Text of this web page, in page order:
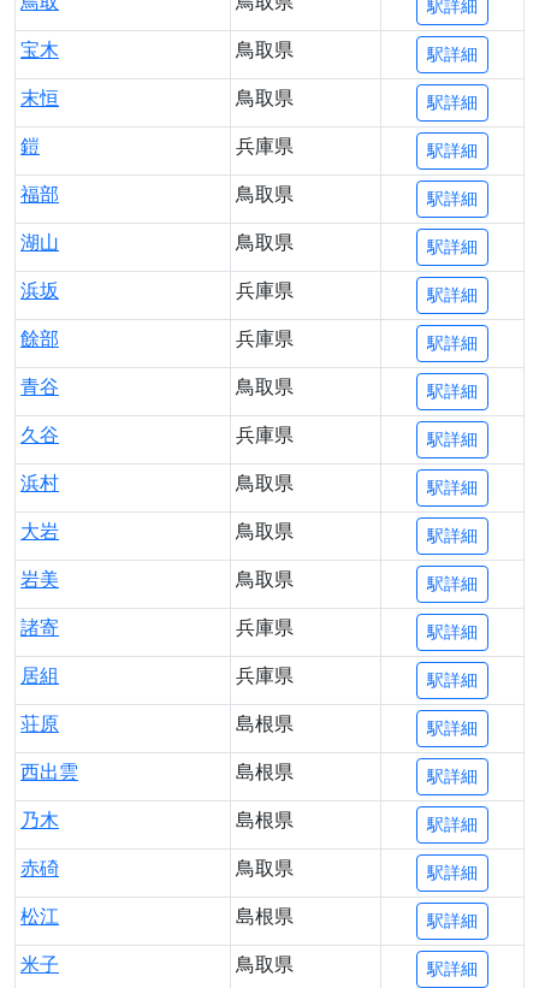
駅詳細
宝木 鳥取県 駅詳細
末恒 鳥取県 駅詳細
鎧 兵庫県 駅詳細
福部 鳥取県 駅詳細
湖山 鳥取県 駅詳細
浜坂 兵庫県 駅詳細
餘部 兵庫県 駅詳細
青谷 鳥取県 駅詳細
久谷 兵庫県 駅詳細
浜村 鳥取県 駅詳細
大岩 鳥取県 駅詳細
岩美 鳥取県 駅詳細
諸寄 兵庫県 駅詳細
居組 兵庫県 駅詳細
荘原 島根県 駅詳細
西出雲 島根県 駅詳細
乃木 島根県 駅詳細
赤碕 鳥取県 駅詳細
松江 島根県 駅詳細
米子 鳥取県 駅詳細